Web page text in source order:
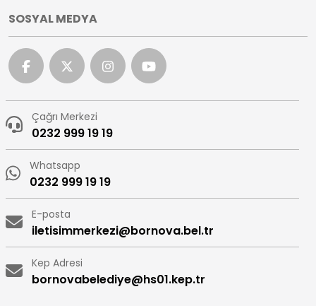
SOSYAL MEDYA
Çağrı Merkezi
0232 999 19 19
Whatsapp
0232 999 19 19
E-posta
iletisimmerkezi@bornova.bel.tr
Kep Adresi
bornovabelediye@hs01.kep.tr